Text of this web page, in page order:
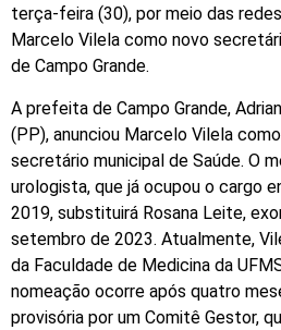
terça-feira (30), por meio das
Marcelo Vilela como novo
de Campo Grande.
A prefeita de Campo Grande,
(PP), anunciou Marcelo Vilela
secretário municipal de Saúde. O
urologista, que já ocupou o cargo
2019, substituirá Rosana Leite,
setembro de 2023. Atualmente,
da Faculdade de Medicina da
nomeação ocorre após quatro
provisória por um Comitê Gestor,